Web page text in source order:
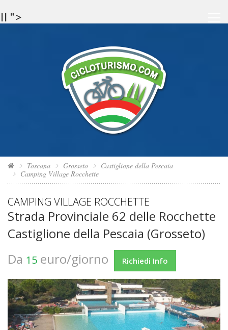
Il ">
Toscana Grosseto
Castiglione della Pescaia
Camping Village Rocchette
CAMPING VILLAGE ROCCHETTE
Strada Provinciale 62 delle Rocchette
Castiglione della Pescaia (Grosseto)
Da 15 euro/giorno Richiedi Info